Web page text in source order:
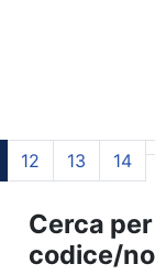
12 13 14
Cerca per
codice/